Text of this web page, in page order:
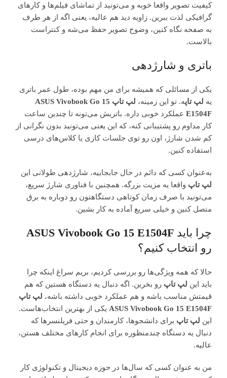
کیفیت تصویر واقعا خوبه و می‌تونید از تماشای فیلم‌ها و کارهای
گرافیکی لذت ببرین. زاویه دید هم عالیه، یعنی اگه از هر طرف
به صفحه نگاه کنین، وضوح تصویر حفظ می‌شه و کنتراست
بالاست.
باتری و شارژدهی
یکی از مسائلی که همیشه برای من مهم بوده، طول عمر باتری
یه لپ تاپه. تو این زمینه،
لپ تاپ ASUS Vivobook Go 15
E1504F عملکرد خوبی داره. باتریش می‌تونه تا چندین ساعت
کار مداوم رو پشتیبانی کنه، که این یعنی می‌تونید بدون نگرانی از
کم شدن شارژ، اون رو توی جلسات کاری یا کلاس‌های درسی
استفاده کنین.
به‌عنوان کسی که دائم در حال جابجاییه، شارژدهی طولانی این
لپ تاپ واقعا یه مزیت بزرگه. همچنین با فناوری شارژ سریع،
می‌تونید با صرف زمان کوتاهی دستگاهتون رو دوباره به برق
متصل کنین و خیلی سریع آماده به کار بشین.
چرا باید ASUS Vivobook Go 15 E1504F
رو انتخاب کنیم؟
حالا که همه ویژگی‌ها رو بررسی کردیم، بریم سراغ اینکه چرا
باید این لپ تاپ رو بخرین. اگه دنبال یه دستگاه هستین که هم
قیمتش مناسب باشه و هم عملکرد خوبی داشته باشه، لپ تاپ
ASUS Vivobook Go 15 E1504F یکی از بهترین انتخاب‌هاست.
این لپ تاپ برای دانشجوها، کارمندان و حتی فریلنسرها که
دنبال یه دستگاه چندمنظوره برای انجام کارهای مختلف هستن،
عالیه.
من به عنوان کسی که سال‌ها در حوزه دیجیتال و تکنولوژی کار